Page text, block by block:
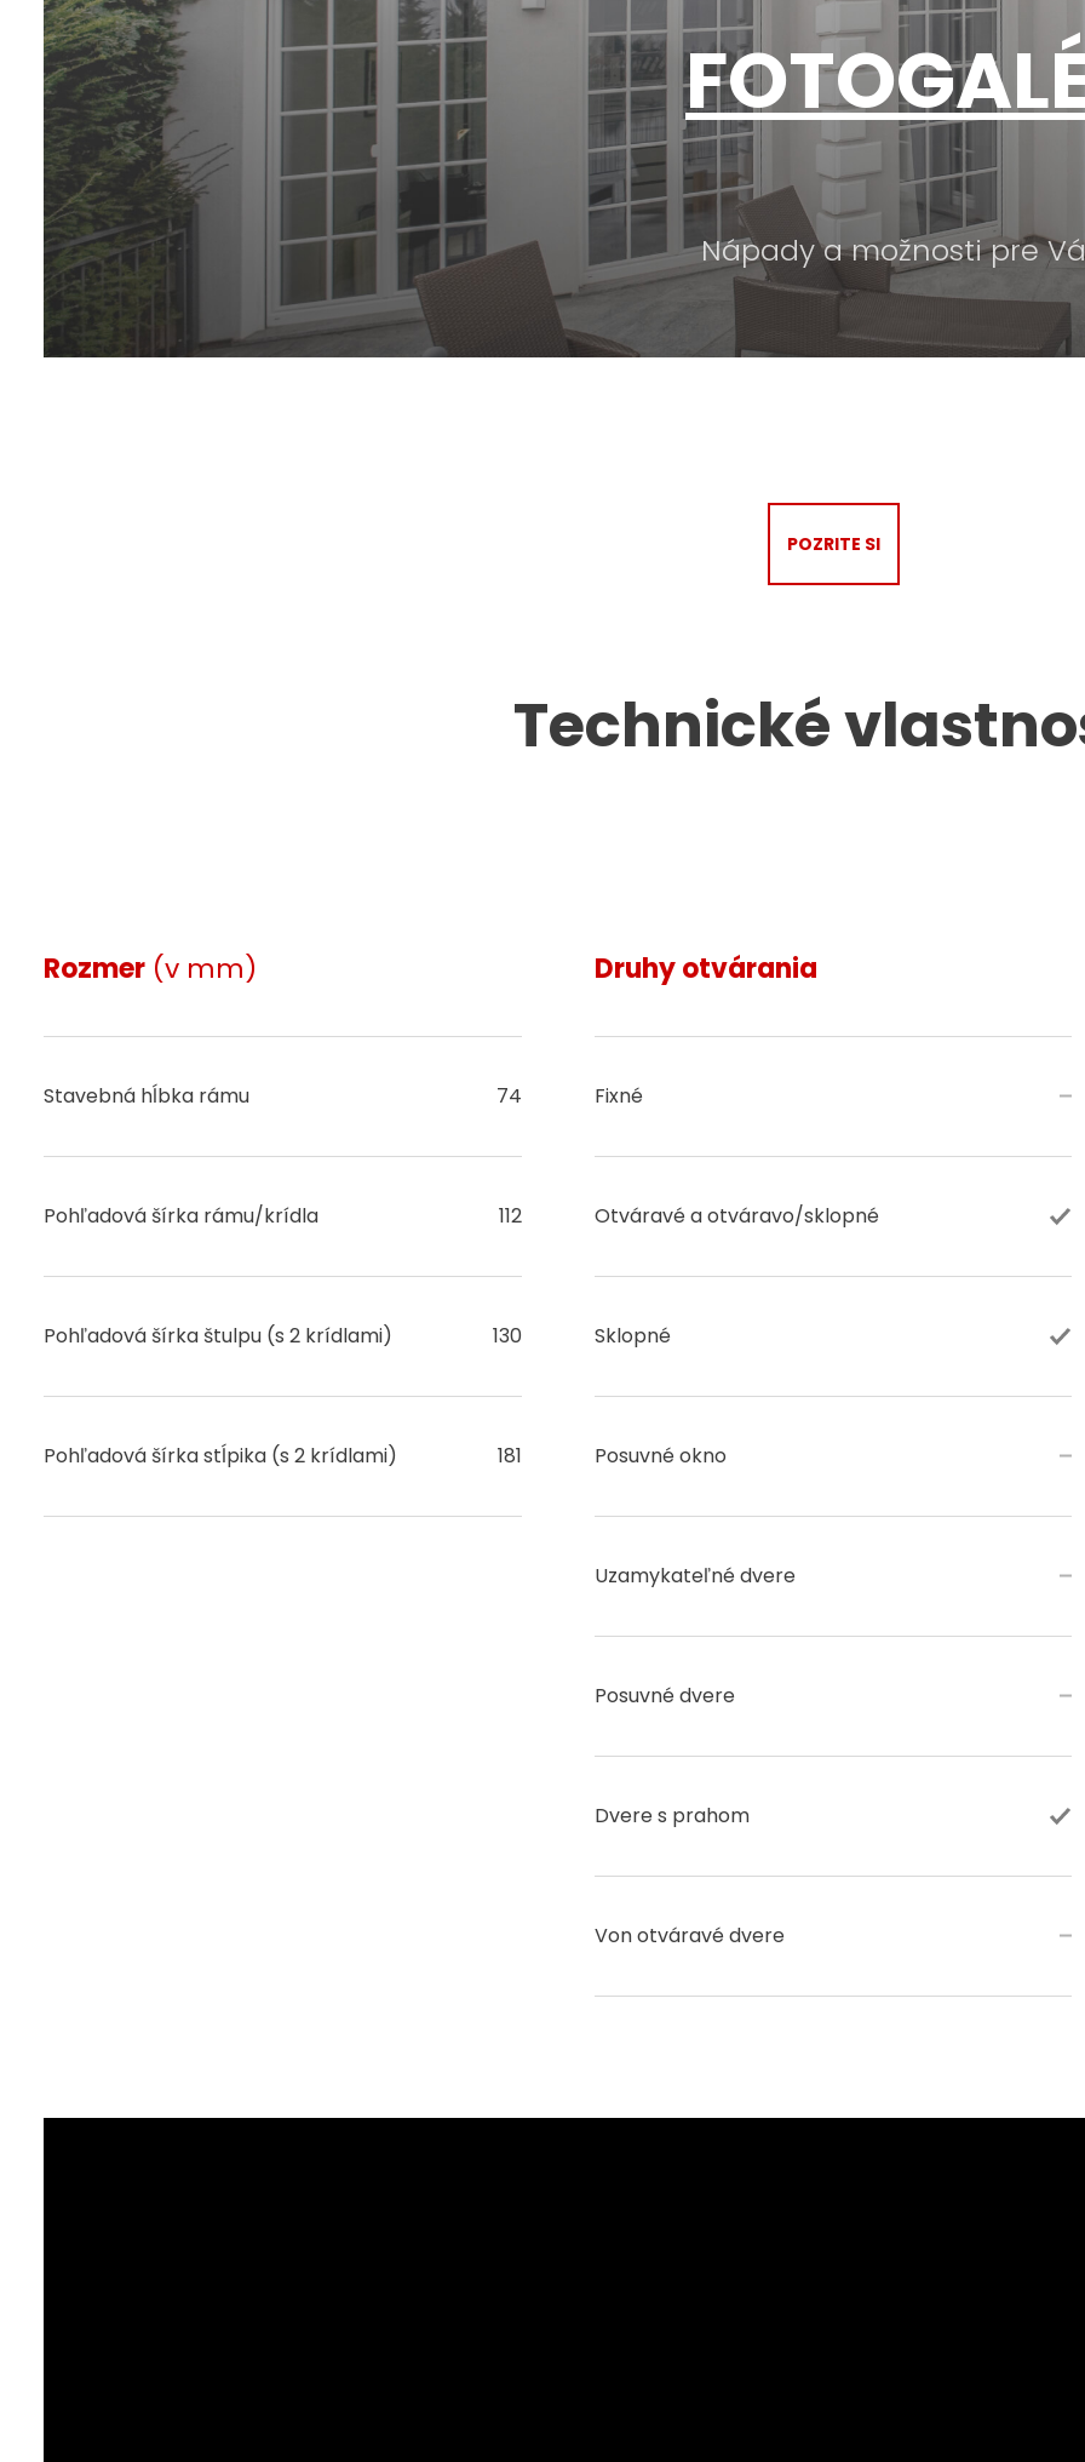
Nápady a možnosti pre
POZRITE SI
Technické
Rozmer (v mm)
Stavebná hĺbka rámu 74
Pohľadová šírka rámu/krídla 112
Pohľadová šírka štulpu (s 2 krídlami) 130
Pohľadová šírka stĺpika (s 2 krídlami) 181
Druhy otvárania
Fixné
Otváravé a otváravo/sklopné
Sklopné
Posuvné okno
Uzamykateľné dvere
Posuvné dvere
Dvere s prahom
Von otváravé dvere